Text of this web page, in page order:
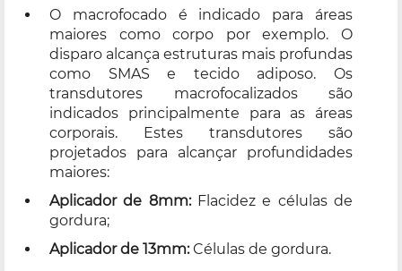
O macrofocado é indicado para áreas
maiores como corpo por exemplo. O
disparo alcança estruturas mais profundas
como SMAS e tecido adiposo. Os
transdutores macrofocalizados são
indicados principalmente para as áreas
corporais. Estes transdutores são
projetados para alcançar profundidades
maiores:
Aplicador de 8mm: Flacidez e células de
gordura;
Aplicador de 13mm:Células de gordura.